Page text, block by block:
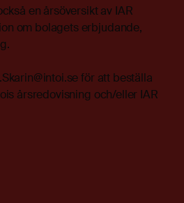
en årsöversikt av IAR
om bolagets erbjudande,
för att beställa
årsredovisning och/eller IAR